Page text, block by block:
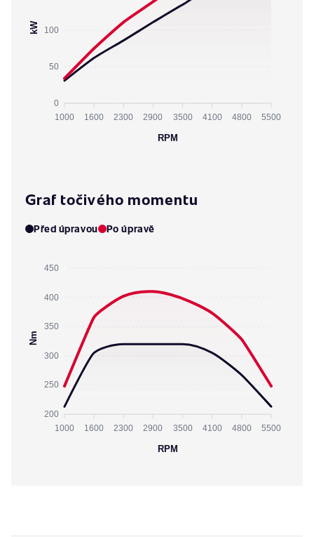
100
50
0
kW
1000 1600 2300 2900 3500 4100 4800 5500
RPM
Graf točivého momentu
Před úpravou Po úpravě
450
400
350
300
250
200
Nm
1000 1600 2300 2900 3500 4100 4800 5500
RPM